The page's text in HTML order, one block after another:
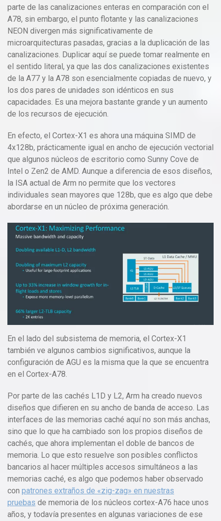
parte de las canalizaciones enteras en comparación con el
A78, sin embargo, el punto flotante y las canalizaciones
NEON divergen más significativamente de
microarquitecturas pasadas, gracias a la duplicación de las
canalizaciones. Duplicar aquí se puede tomar realmente en
el sentido literal, ya que las dos canalizaciones existentes
de la A77 y la A78 son esencialmente copiadas de nuevo, y
los dos pares de unidades son idénticos en sus
capacidades. Es una mejora bastante grande y un aumento
de los recursos de ejecución.
En efecto, el Cortex-X1 es ahora una máquina SIMD de
4x128b, prácticamente igual en ancho de ejecución vectorial
que algunos núcleos de escritorio como Sunny Cove de
Intel o Zen2 de AMD. Aunque a diferencia de esos diseños,
la ISA actual de Arm no permite que los vectores
individuales sean mayores que 128b, que es algo que debe
abordarse en un núcleo de próxima generación.
En el lado del subsistema de memoria, el Cortex-X1
también ve algunos cambios significativos, aunque la
configuración de AGU es la misma que la que se encuentra
en el Cortex-A78.
Por parte de las cachés L1D y L2, Arm ha creado nuevos
diseños que difieren en su ancho de banda de acceso. Las
interfaces de las memorias caché aquí no son más anchas,
sino que lo que ha cambiado son los propios diseños de
cachés, que ahora implementan el doble de bancos de
memoria. Lo que esto resuelve son posibles conflictos
bancarios al hacer múltiples accesos simultáneos a las
memorias caché, es algo que podemos haber observado
con patrones extraños de «zig-zag» en nuestras
pruebas de memoria de los núcleos cortex-A76 hace unos
años, y todavía presentes en algunas variaciones de ese